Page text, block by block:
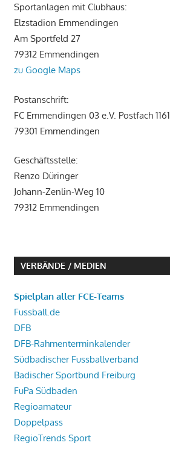
Sportanlagen mit Clubhaus:
Elzstadion Emmendingen
Am Sportfeld 27
79312 Emmendingen
zu Google Maps
Postanschrift:
FC Emmendingen 03 e.V. Postfach 1161
79301 Emmendingen
Geschäftsstelle:
Renzo Düringer
Johann-Zenlin-Weg 10
79312 Emmendingen
VERBÄNDE / MEDIEN
Spielplan aller FCE-Teams
Fussball.de
DFB
DFB-Rahmenterminkalender
Südbadischer Fussballverband
Badischer Sportbund Freiburg
FuPa Südbaden
Regioamateur
Doppelpass
RegioTrends Sport